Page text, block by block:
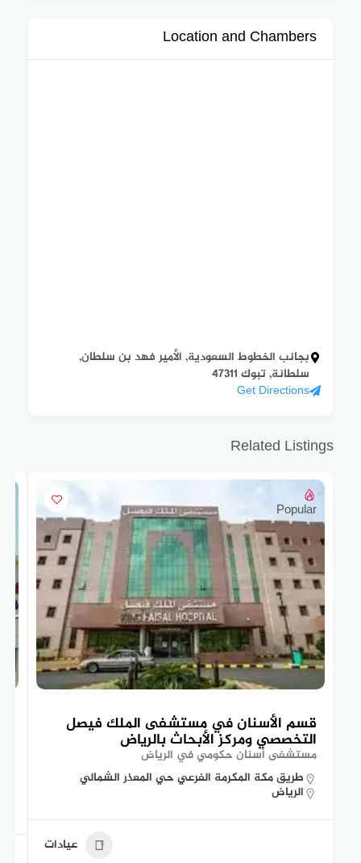
Location and Chambers
بجانب الخطوط السعودية, الأمير فهد بن سلطان,
سلطانة, تبوك 47311
Get Directions
Related Listings
Popular
قسم الأسنان في مستشفى الملك فيصل
التخصصي ومركز الأبحاث بالرياض
مستشفى أسنان حكومي في الرياض
طريق مكة المكرمة الفرعي حي المعذر الشمالي
الرياض
عيادات